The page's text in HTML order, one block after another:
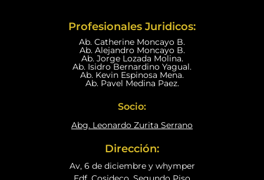
Profesionales Juridicos:
Ab. Catherine Moncayo B.
Ab. Alejandro Moncayo B.
Ab. Jorge Lozada Molina.
Ab. Isidro Bernardino Yagual.
Ab. Kevin Espinosa Mena.
Ab. Pavel Medina Paez.
Socio:
Abg. Leonardo Zurita Serrano
Dirección:
Av, 6 de diciembre y whymper